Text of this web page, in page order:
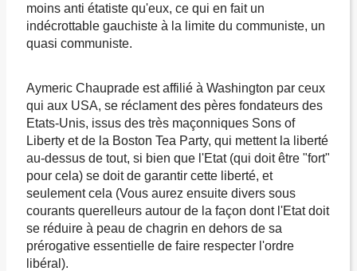
moins anti étatiste qu'eux, ce qui en fait un
indécrottable gauchiste à la limite du communiste, un
quasi communiste.
Aymeric Chauprade est affilié à Washington par ceux
qui aux USA, se réclament des pères fondateurs des
Etats-Unis, issus des très maçonniques Sons of
Liberty et de la Boston Tea Party, qui mettent la liberté
au-dessus de tout, si bien que l'Etat (qui doit être "fort"
pour cela) se doit de garantir cette liberté, et
seulement cela (Vous aurez ensuite divers sous
courants querelleurs autour de la façon dont l'Etat doit
se réduire à peau de chagrin en dehors de sa
prérogative essentielle de faire respecter l'ordre
libéral).